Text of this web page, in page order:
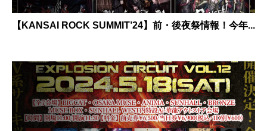
【KANSAI ROCK SUMMIT’24】前・後夜祭情報！今年...